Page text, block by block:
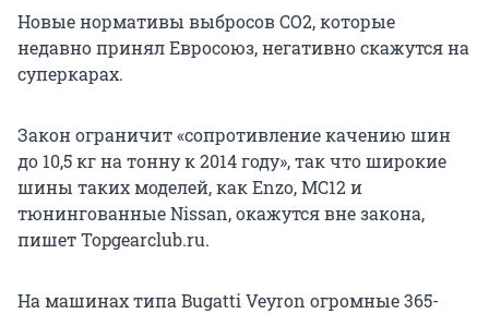
Новые нормативы выбросов CO2, которые
недавно принял Евросоюз, негативно скажутся на
суперкарах.
Закон ограничит «сопротивление качению шин
до 10,5 кг на тонну к 2014 году», так что широкие
шины таких моделей, как Enzo, MC12 и
тюнингованные Nissan, окажутся вне закона,
пишет Topgearclub.ru.
На машинах типа Bugatti Veyron огромные 365-